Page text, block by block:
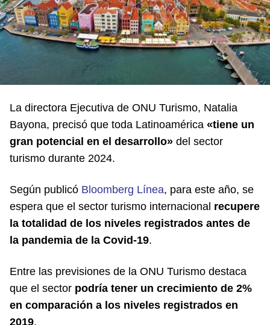
La directora Ejecutiva de ONU Turismo, Natalia
Bayona, precisó que toda Latinoamérica «tiene un
gran potencial en el desarrollo» del sector
turismo durante 2024.
Según publicó Bloomberg Línea, para este año, se
espera que el sector turismo internacional recupere
la totalidad de los niveles registrados antes de
la pandemia de la Covid-19.
Entre las previsiones de la ONU Turismo destaca
que el sector podría tener un crecimiento de 2%
en comparación a los niveles registrados en
2019.